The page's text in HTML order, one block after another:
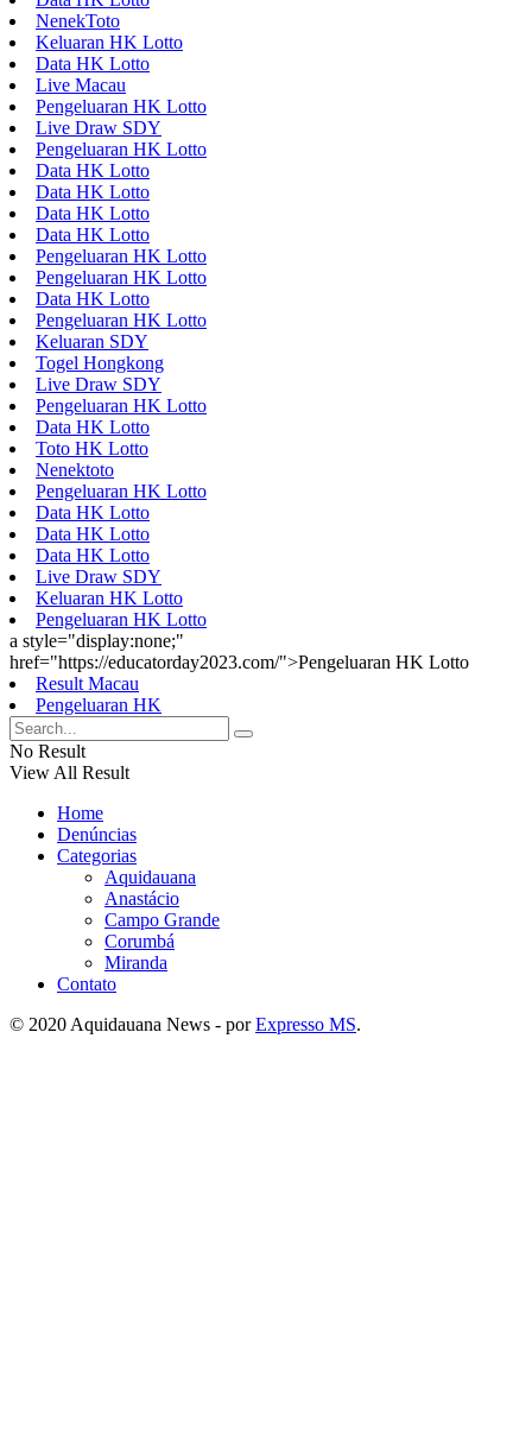
NenekToto
Keluaran HK Lotto
Data HK Lotto
Live Macau
Pengeluaran HK Lotto
Live Draw SDY
Pengeluaran HK Lotto
Data HK Lotto
Data HK Lotto
Data HK Lotto
Data HK Lotto
Pengeluaran HK Lotto
Pengeluaran HK Lotto
Data HK Lotto
Pengeluaran HK Lotto
Keluaran SDY
Togel Hongkong
Live Draw SDY
Pengeluaran HK Lotto
Data HK Lotto
Toto HK Lotto
Nenektoto
Pengeluaran HK Lotto
Data HK Lotto
Data HK Lotto
Data HK Lotto
Live Draw SDY
Keluaran HK Lotto
Pengeluaran HK Lotto
a style="display:none;"
href="https://educatorday2023.com/">Pengeluaran HK Lotto
Result Macau
Pengeluaran HK
No Result
View All Result
Home
Denúncias
Categorias
Aquidauana
Anastácio
Campo Grande
Corumbá
Miranda
Contato
© 2020 Aquidauana News - porExpresso MS.